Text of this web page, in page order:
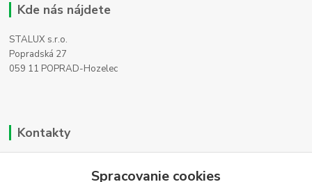
Kde nás nájdete
STALUX s.r.o.
Popradská 27
059 11 POPRAD-Hozelec
Kontakty
+421 911 990 200Spracovanie cookies